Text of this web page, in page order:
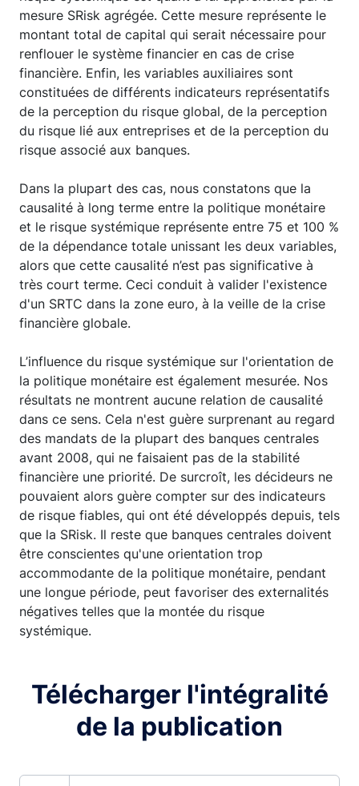
mesure SRisk agrégée. Cette mesure représente le
montant total de capital qui serait nécessaire pour
renflouer le système financier en cas de crise
financière. Enfin, les variables auxiliaires sont
constituées de différents indicateurs représentatifs
de la perception du risque global, de la perception
du risque lié aux entreprises et de la perception du
risque associé aux banques.
Dans la plupart des cas, nous constatons que la
causalité à long terme entre la politique monétaire
et le risque systémique représente entre 75 et 100 %
de la dépendance totale unissant les deux variables,
alors que cette causalité n’est pas significative à
très court terme. Ceci conduit à valider l'existence
d'un SRTC dans la zone euro, à la veille de la crise
financière globale.
L’influence du risque systémique sur l'orientation de
la politique monétaire est également mesurée. Nos
résultats ne montrent aucune relation de causalité
dans ce sens. Cela n'est guère surprenant au regard
des mandats de la plupart des banques centrales
avant 2008, qui ne faisaient pas de la stabilité
financière une priorité. De surcroît, les décideurs ne
pouvaient alors guère compter sur des indicateurs
de risque fiables, qui ont été développés depuis, tels
que la SRisk. Il reste que banques centrales doivent
être conscientes qu'une orientation trop
accommodante de la politique monétaire, pendant
une longue période, peut favoriser des externalités
négatives telles que la montée du risque
systémique.
Télécharger l'intégralité
de la publication